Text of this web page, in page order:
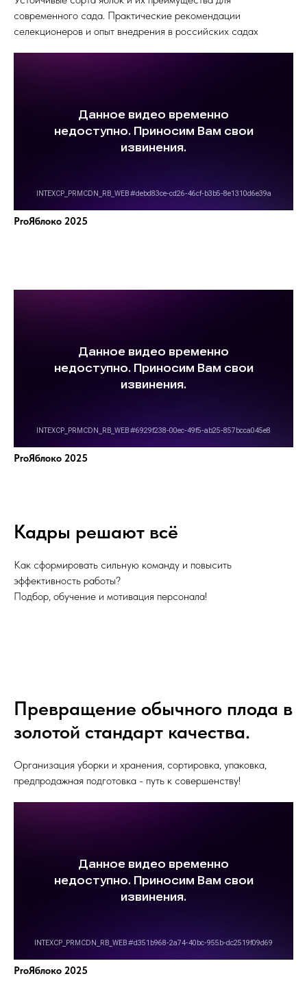
современного сада. Практические рекомендации
селекционеров и опыт внедрения в российских садах
ProЯблоко 2025
ProЯблоко 2025
Кадры решают всё
Как сформировать сильную команду и повысить
эффективность работы?
Подбор, обучение и мотивация персонала!
Превращение обычного плода в
золотой стандарт качества.
Организация уборки и хранения, сортировка, упаковка,
предпродажная подготовка - путь к совершенству!
ProЯблоко 2025